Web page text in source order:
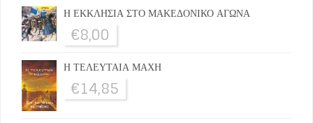
Η ΕΚΚΛΗΣΙΑ ΣΤΟ ΜΑΚΕΔΟΝΙΚΟ ΑΓΩΝΑ
€8,00
Η ΤΕΛΕΥΤΑΙΑ ΜΑΧΗ
€14,85